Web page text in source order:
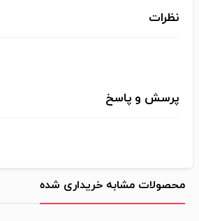
نظرات
پرسش و پاسخ
محصولات مشابه خریداری شده